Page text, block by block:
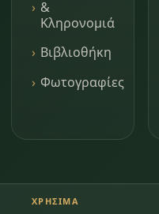
&
Κληρονομιά
Βιβλιοθήκη
Φωτογραφίες
ΧΡΉΣΙΜΑ